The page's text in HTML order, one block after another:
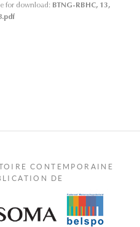
for download: BTNG-RBHC, 13,
CONTEMPORAINE
DE